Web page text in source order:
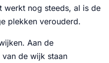
werkt nog steeds, al is de
plekken verouderd.
Aan de
de wijk staan